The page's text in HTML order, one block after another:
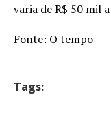
varia de R$ 50 mil
Fonte: O tempo
Tags: